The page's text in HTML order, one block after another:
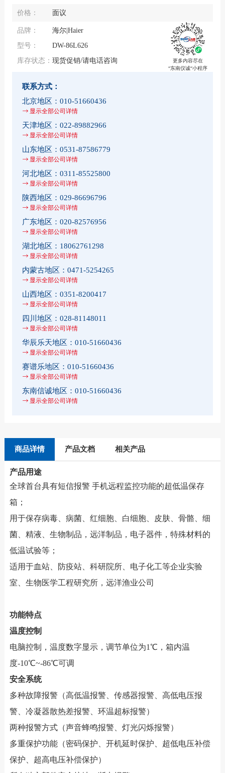
价格： 面议
更多内容尽在
“东南仪诚“小程序
品牌：
海尔|Haier
型号：
DW-86L626
库存状态： 现货促销/请电话咨询
联系方式：
北京地区： 010-51660436
显示全部公司详情
天津地区： 022-89882966
显示全部公司详情
山东地区： 0531-87586779
显示全部公司详情
河北地区： 0311-85525800
显示全部公司详情
陕西地区： 029-86696796
显示全部公司详情
广东地区： 020-82576956
显示全部公司详情
湖北地区： 18062761298
显示全部公司详情
内蒙古地区： 0471-5254265
显示全部公司详情
山西地区： 0351-8200417
显示全部公司详情
四川地区： 028-81148011
显示全部公司详情
华辰乐天地区： 010-51660436
显示全部公司详情
赛谱乐地区： 010-51660436
显示全部公司详情
东南信诚地区： 010-51660436
显示全部公司详情
商品详情 产品文档 相关产品
产品用途
全球首台具有短信报警 手机远程监控功能的超低温保存
箱；
用于保存病毒、病菌、红细胞、白细胞、皮肤、骨骼、细
菌、精液、生物制品，远洋制品，电子器件，特殊材料的
低温试验等；
适用于血站、防疫站、科研院所、电子化工等企业实验
室、生物医学工程研究所，远洋渔业公司
功能特点
温度控制
电脑控制，温度数字显示，调节单位为1℃，箱内温
度-10℃~-86℃可调
安全系统
多种故障报警（高低温报警、传感器报警、高低电压报
警、冷凝器散热差报警、环温超标报警）
两种报警方式（声音蜂鸣报警、灯光闪烁报警）
多重保护功能（密码保护、开机延时保护、超低电压补偿
保护、超高电压补偿保护）